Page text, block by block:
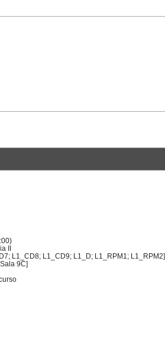
II
L1_CD8; L1_CD9; L1_D; L1_RPM1; L1_RPM2]
9C]